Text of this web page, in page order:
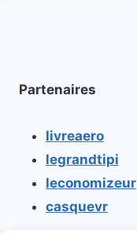
Partenaires
livreaero
legrandtipi
leconomizeur
casquevr